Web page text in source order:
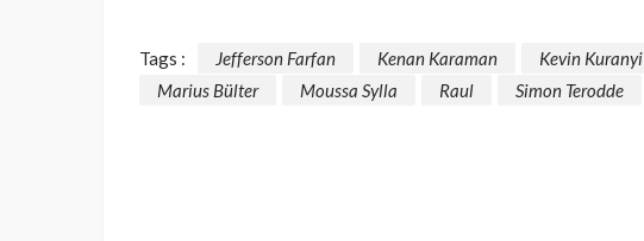
Tags : Jefferson Farfan Kenan Karaman Kevin Kuranyi
Marius Bülter
Moussa Sylla Raul Simon Terodde